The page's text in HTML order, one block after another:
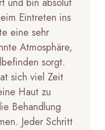
Eintreten ins
eine sehr
Atmosphäre,
sorgt.
sich viel Zeit
Haut zu
Behandlung
Jeder Schritt